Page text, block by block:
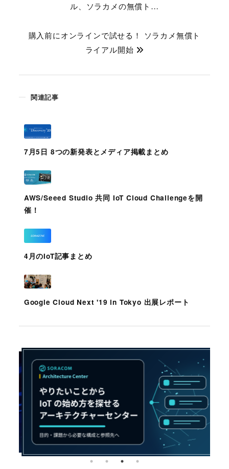
関連記事
7月5日 8つの新発表とメディア掲載まとめ
AWS/Seeed Studio 共同 IoT Cloud Challengeを開
催！
4月のIoT記事まとめ
Google Cloud Next '19 in Tokyo 出展レポート
ル、ソラカメの無償ト…
購入前にオンラインで試せる！ ソラカメ無償ト
ライアル開始